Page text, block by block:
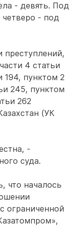
- девять. Под
четверо - под
преступлений,
4 статьи
194, пунктом 2
245, пунктом
262
(УК
-
суда.
что началось
ограниченной